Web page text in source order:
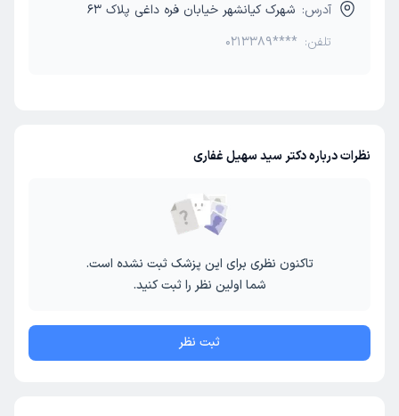
آدرس: شهرک کیانشهر خیابان فره داغی پلاک 63
تلفن: 0213389****
نظرات درباره دکتر سید سهیل غفاری
تاکنون نظری برای این پزشک ثبت نشده است.
شما اولین نظر را ثبت کنید.
ثبت نظر